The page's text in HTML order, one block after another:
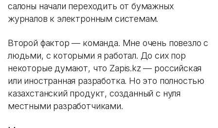
салоны начали переходить от бумажных
журналов к электронным системам.
Второй фактор — команда. Мне очень повезло с
людьми, с которыми я работал. До сих пор
некоторые думают, что Zapis.kz — российская
или иностранная разработка. Но это полностью
казахстанский продукт, созданный с нуля
местными разработчиками.